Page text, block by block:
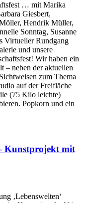
… mit Marika
Giesbert,
Hendrik Müller,
Sonntag, Susanne
Virtueller Rundgang
und unsere
Wir haben ein
– neben der aktuellen
zum Thema
auf der Freifläche
(75 Kilo leichte)
Popkorn und ein
Kunstprojekt mit
‚Lebenswelten‘